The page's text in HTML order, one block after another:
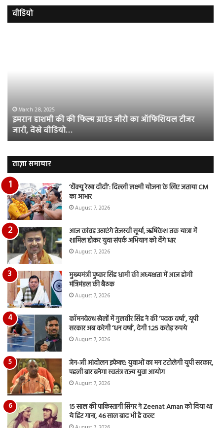
वीडियो
का
ऑफिशियल
टीजर
जारी,
वीडियो…
March 28, 2025
इमरान हाशमी की की फिल्म ग्राउंड जीरो का ऑफिशियल टीजर
जारी, देंखे वीडियो…
ताज़ा समाचार
‘थैंक्यू रेखा दीदी’: दिल्ली लक्ष्मी योजना के लिए जताया CM
का आभार
August 7, 2026
आज कांवड़ उठाएंगे तेजस्वी सूर्या, ऋषिकेश तक यात्रा में
शामिल होकर युवा संपर्क अभियान को देंगे धार
August 7, 2026
मुख्यमंत्री पुष्कर सिंह धामी की अध्यक्षता में आज होगी
मंत्रिमंडल की बैठक
August 7, 2026
कॉमनवेल्थ खेलों में गुलवीर सिंह ने की ‘पदक वर्षा’, यूपी
सरकार अब करेगी ‘धन वर्षा’, देगी 1.25 करोड़ रुपये
August 7, 2026
जेन-जी आंदोलन इफेक्ट: युवाओं का मन टटोलेगी यूपी सरकार,
पहली बार बनेगा स्वतंत्र राज्य युवा आयोग
August 7, 2026
15 साल की पाकिस्तानी सिंगर ने Zeenat Aman को दिया था
ये हिट गाना, 46 साल बाद भी है कल्ट